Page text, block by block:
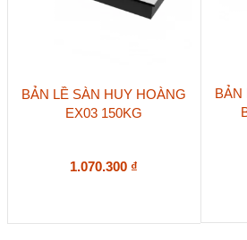
BẢN LỀ SÀN HUY HOÀNG
EX03 150KG
1.070.300 ₫
BẢN